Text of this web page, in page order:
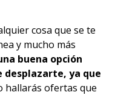
cosa que se te
y mucho más
buena opción
desplazarte, ya que
hallarás ofertas que